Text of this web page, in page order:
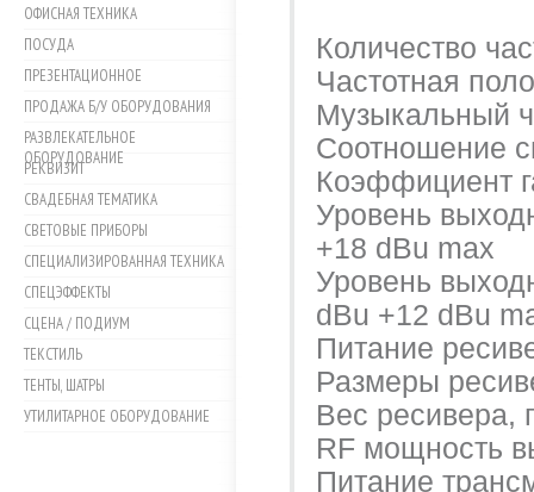
ОФИСНАЯ ТЕХНИКА
ПОСУДА
ПРЕЗЕНТАЦИОННОЕ
ПРОДАЖА Б/У ОБОРУДОВАНИЯ
РАЗВЛЕКАТЕЛЬНОЕ
ОБОРУДОВАНИЕ
РЕКВИЗИТ
СВАДЕБНАЯ ТЕМАТИКА
СВЕТОВЫЕ ПРИБОРЫ
СПЕЦИАЛИЗИРОВАННАЯ ТЕХНИКА
СПЕЦЭФФЕКТЫ
СЦЕНА / ПОДИУМ
ТЕКСТИЛЬ
ТЕНТЫ, ШАТРЫ
УТИЛИТАРНОЕ ОБОРУДОВАНИЕ
Количество
Частотная
Музыкальный
Соотношение
Коэффициент
Уровень
+18 dBu max
Уровень
dBu +12 dBu
Питание
Размеры
Вес ресивера,
RF мощность
Питание